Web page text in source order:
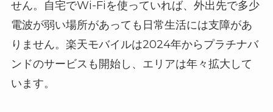
せん。自宅でWi-Fiを使っていれば、外出先で多少
電波が弱い場所があっても日常生活には支障があ
りません。楽天モバイルは2024年からプラチナバ
ンドのサービスも開始し、エリアは年々拡大して
います。